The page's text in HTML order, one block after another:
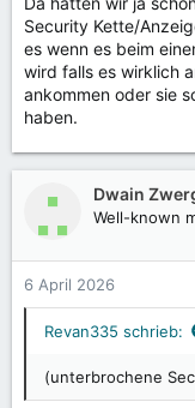
Security Kette/
es wenn es beim
wird falls es wirklich
ankommen oder sie
haben.
Dwain
Well-known
6 April 2026
Revan335 schrieb:
(unterbrochene